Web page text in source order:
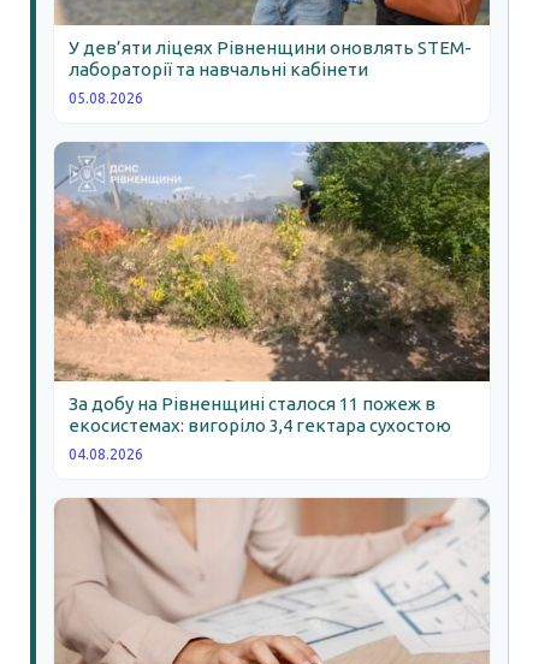
У дев’яти ліцеях Рівненщини оновлять STEM-
лабораторії та навчальні кабінети
05.08.2026
За добу на Рівненщині сталося 11 пожеж в
екосистемах: вигоріло 3,4 гектара сухостою
04.08.2026